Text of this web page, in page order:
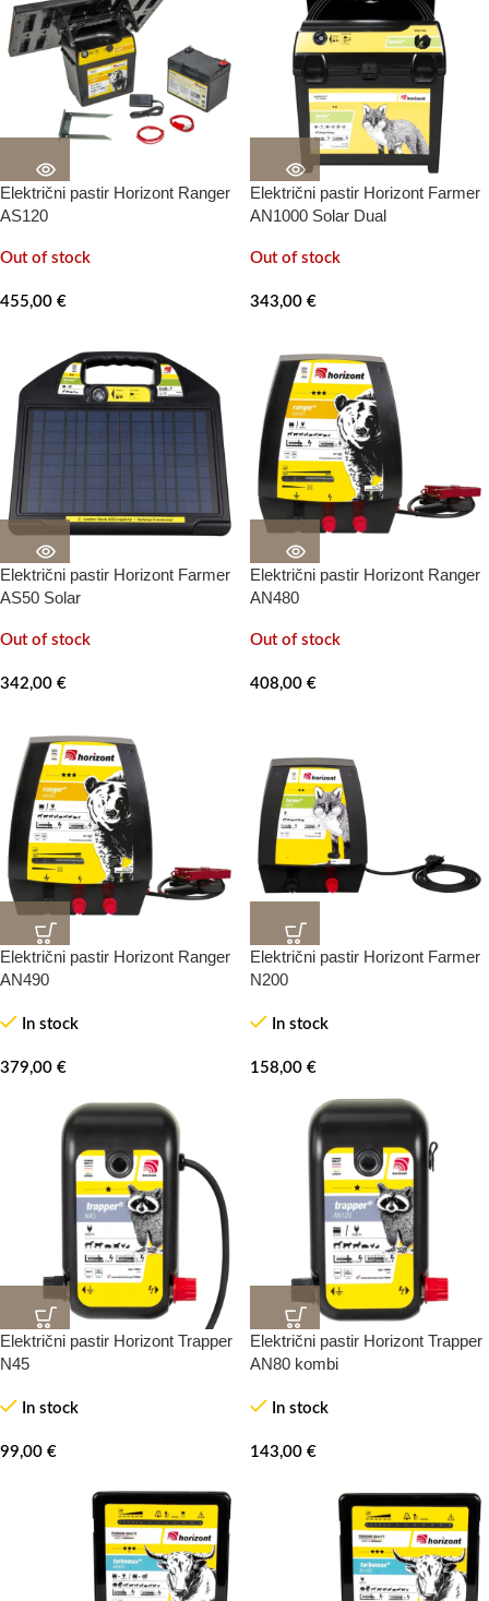
Električni pastir Horizont Ranger
AS120
Out of stock
455,00 €
Električni pastir Horizont Farmer
AN1000 Solar Dual
Out of stock
343,00 €
Električni pastir Horizont Farmer
AS50 Solar
Out of stock
342,00 €
Električni pastir Horizont Ranger
AN480
Out of stock
408,00 €
Električni pastir Horizont Ranger
AN490
In stock
379,00 €
Električni pastir Horizont Farmer
N200
In stock
158,00 €
Električni pastir Horizont Trapper
N45
In stock
99,00 €
Električni pastir Horizont Trapper
AN80 kombi
In stock
143,00 €